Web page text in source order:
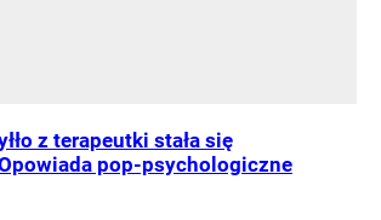
z terapeutki stała się
pop-psychologiczne